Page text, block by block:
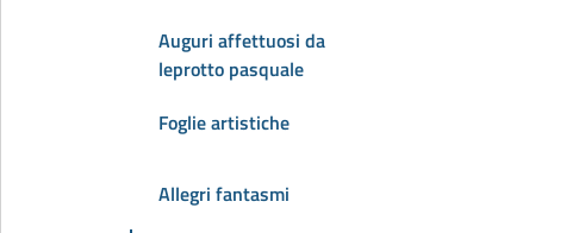
Auguri affettuosi da
leprotto pasquale
Foglie artistiche
Allegri fantasmi